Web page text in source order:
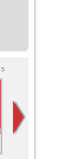
5